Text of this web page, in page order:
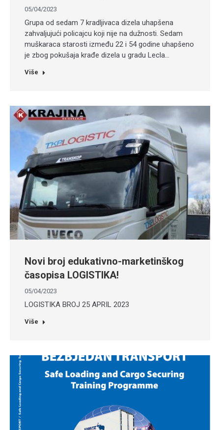
05/04/2023
Grupa od sedam 7 kradljivaca dizela uhapšena
zahvaljujući policajcu koji nije na dužnosti. Sedam
muškaraca starosti između 22 i 54 godine uhapšeno
je zbog pokušaja krađe dizela u gradu Lecla…
Više
Novi broj edukativno-marketinškog
časopisa LOGISTIKA!
05/04/2023
LOGISTIKA BROJ 25 APRIL 2023
Više